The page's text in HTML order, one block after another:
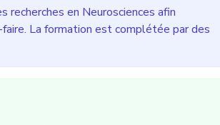
recherches en Neurosciences afin
La formation est complétée par des